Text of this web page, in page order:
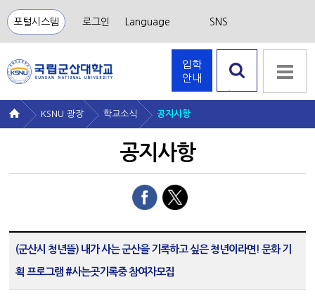
포털시스템 로그인 Language SNS
입학
안내
KSNU 광장 학교소식 공지사항
공지사항
(군산시 청년뜰) 내가 사는 군산을 기록하고 싶은 청년이라면! 문화 기
획 프로그램 #사는곳기록중 참여자모집